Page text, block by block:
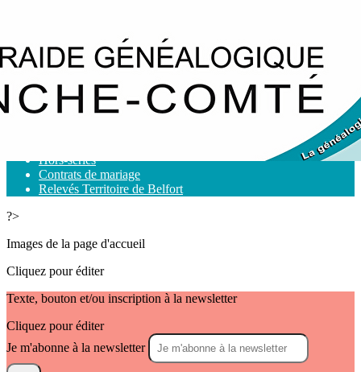
Exporter uniquement les colonnes affichées
Menu
>
Hors-séries
Contrats de mariage
Relevés Territoire de Belfort
?>
Images de la page d'accueil
Cliquez pour éditer
Texte, bouton et/ou inscription à la newsletter
Cliquez pour éditer
Je m'abonne à la newsletter